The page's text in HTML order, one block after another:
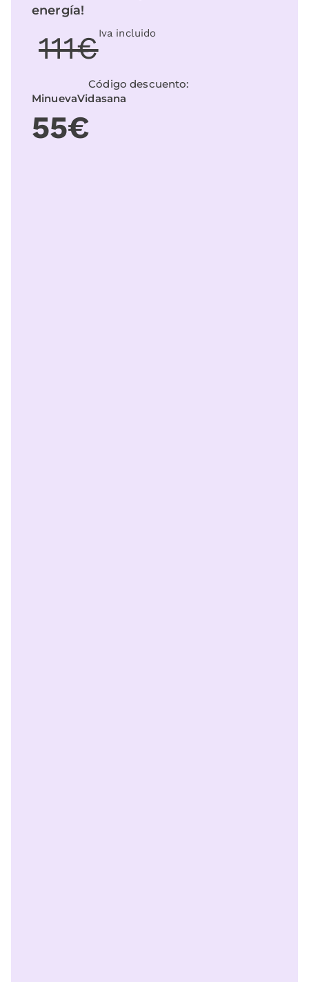
energía!
111€Iva incluido
Código descuento:
MinuevaVidasana
55€